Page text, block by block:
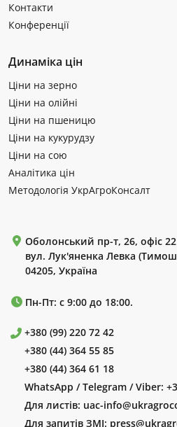
Контакти
Конференції
Динаміка цін
Ціни на зерно
Ціни на олійні
Ціни на пшеницю
Ціни на кукурудзу
Ціни на сою
Аналітика цін
Методологія УкрАгроКонсалт
Оболонський пр-т, 26, офіс 22
вул. Лук'яненка Левка
04205, Україна
Пн-Пт: с 9:00 до 18:00.
+380 (99) 220 72 42
+380 (44) 364 55 85
+380 (44) 364 61 18
WhatsApp / Telegram / Viber:
Для листів: uac-
Для запитів ЗМІ: